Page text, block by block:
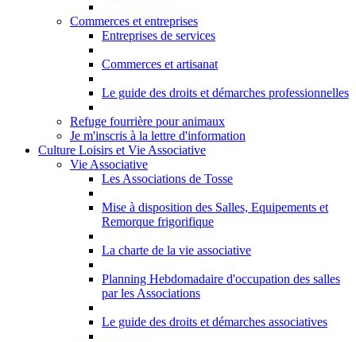
Commerces et entreprises
Entreprises de services
Commerces et artisanat
Le guide des droits et démarches professionnelles
Refuge fourrière pour animaux
Je m'inscris à la lettre d'information
Culture Loisirs et Vie Associative
Vie Associative
Les Associations de Tosse
Mise à disposition des Salles, Equipements et
Remorque frigorifique
La charte de la vie associative
Planning Hebdomadaire d'occupation des salles
par les Associations
Le guide des droits et démarches associatives